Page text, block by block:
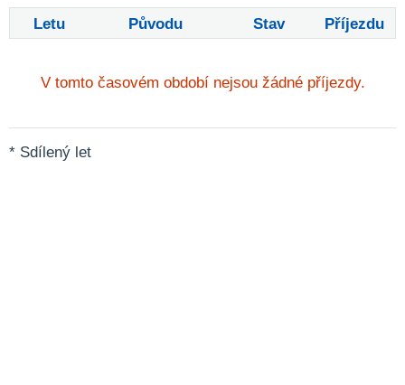
Letu Původu Stav Příjezdu
V tomto časovém období nejsou žádné příjezdy.
* Sdílený let